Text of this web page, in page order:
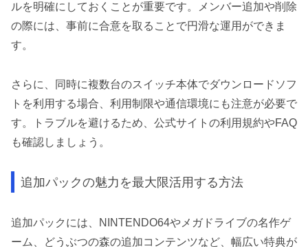
ルを明確にしておくことが重要です。メンバー追加や削除
の際には、事前に合意を取ることで円滑な運用ができま
す。
さらに、同時に複数台のスイッチ本体でダウンロードソフ
トを利用する場合、利用制限や通信環境にも注意が必要で
す。トラブルを避けるため、公式サイトの利用規約やFAQ
も確認しましょう。
追加パックの魅力を最大限活用する方法
追加パックには、NINTENDO64やメガドライブの名作ゲ
ーム、どうぶつの森の追加コンテンツなど、幅広い特典が